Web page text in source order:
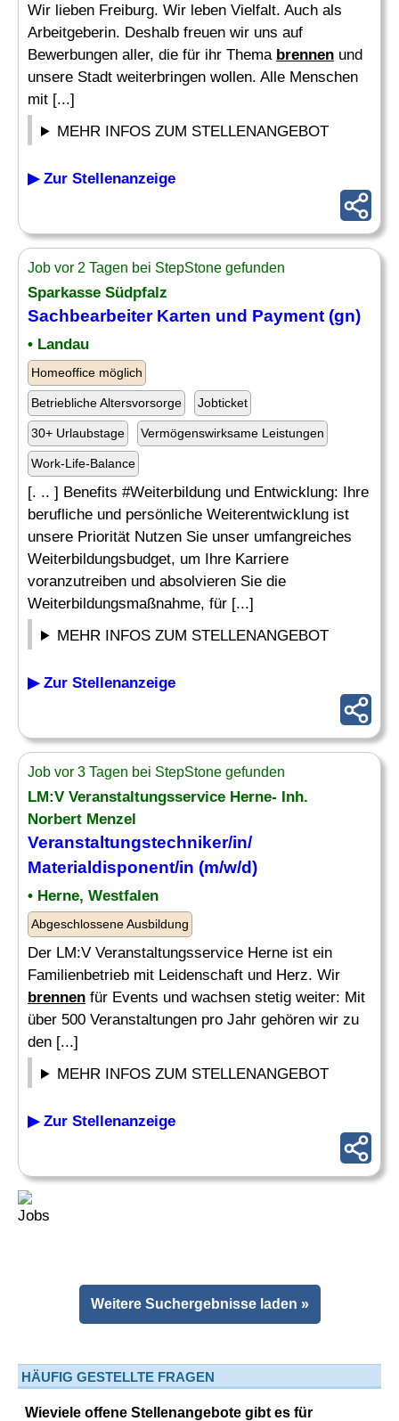
Wir lieben Freiburg. Wir leben Vielfalt. Auch als
Arbeitgeberin. Deshalb freuen wir uns auf
Bewerbungen aller, die für ihr Thema brennen und
unsere Stadt weiterbringen wollen. Alle Menschen
mit [...]
MEHR INFOS ZUM STELLENANGEBOT
▶ Zur Stellenanzeige
Job vor 2 Tagen bei StepStone gefunden
Sparkasse Südpfalz
Sachbearbeiter Karten und Payment (gn)
• Landau
Homeoffice möglich
Betriebliche Altersvorsorge Jobticket
30+ Urlaubstage Vermögenswirksame Leistungen
Work-Life-Balance
[. .. ] Benefits #Weiterbildung und Entwicklung: Ihre
berufliche und persönliche Weiterentwicklung ist
unsere Priorität Nutzen Sie unser umfangreiches
Weiterbildungsbudget, um Ihre Karriere
voranzutreiben und absolvieren Sie die
Weiterbildungsmaßnahme, für [...]
MEHR INFOS ZUM STELLENANGEBOT
▶ Zur Stellenanzeige
Job vor 3 Tagen bei StepStone gefunden
LM:V Veranstaltungsservice Herne- Inh.
Norbert Menzel
Veranstaltungstechniker/in/
Materialdisponent/in (m/w/d)
• Herne, Westfalen
Abgeschlossene Ausbildung
Der LM:V Veranstaltungsservice Herne ist ein
Familienbetrieb mit Leidenschaft und Herz. Wir
brennen für Events und wachsen stetig weiter: Mit
über 500 Veranstaltungen pro Jahr gehören wir zu
den [...]
MEHR INFOS ZUM STELLENANGEBOT
▶ Zur Stellenanzeige
Weitere Suchergebnisse laden »
HÄUFIG GESTELLTE FRAGEN
Wieviele offene Stellenangebote gibt es für